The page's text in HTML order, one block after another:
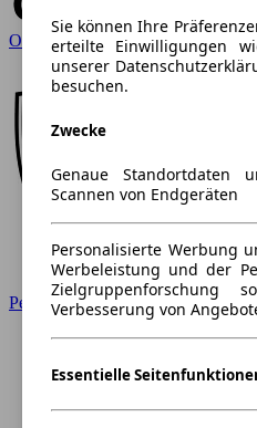
Opel
Peugeot
Sie können Ihre
erteilte Einwilligungen
unserer
besuchen.
Zwecke
Genaue Standortdaten
Scannen von Endgeräten
Personalisierte Werbung
Werbeleistung und der
Zielgruppenforschung
Verbesserung von
Essentielle